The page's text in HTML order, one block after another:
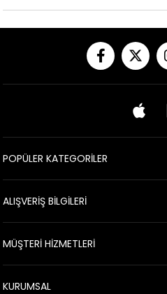
POPÜLER KATEGORİLER
ALIŞVERİŞ BİLGİLERİ
MÜŞTERİ HİZMETLERİ
KURUMSAL